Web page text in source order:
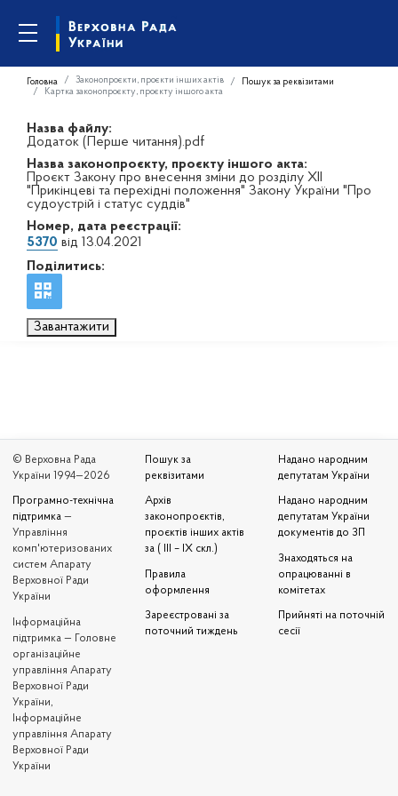
Головна Законопроєкти, проєкти інших актів
Пошук за реквізитами
Картка законопроєкту, проєкту іншого акта
Назва файлу:
Додаток (Перше читання).pdf
Назва законопроєкту, проєкту іншого акта:
Проєкт Закону про внесення зміни до розділу ХІI
"Прикінцеві та перехідні положення" Закону України "Про
судоустрій і статус суддів"
Номер, дата реєстрації:
5370 від 13.04.2021
Поділитись:
Завантажити
© Верховна Рада
України 1994—2026
Програмно-технічна
підтримка —
Управління
комп'ютеризованих
систем Апарату
Верховної Ради
України
Iнформаційна
підтримка — Головне
організаційне
управління Апарату
Верховної Ради
України,
Інформаційне
управління Апарату
Верховної Ради
України
Пошук за
реквізитами
Архів
законопроєктів,
проєктів інших актів
за ( III – IX скл.)
Правила
оформлення
Зареєстровані за
поточний тиждень
Надано народним
депутатам України
Надано народним
депутатам України
документів до ЗП
Знаходяться на
опрацюванні в
комітетах
Прийняті на поточній
сесії